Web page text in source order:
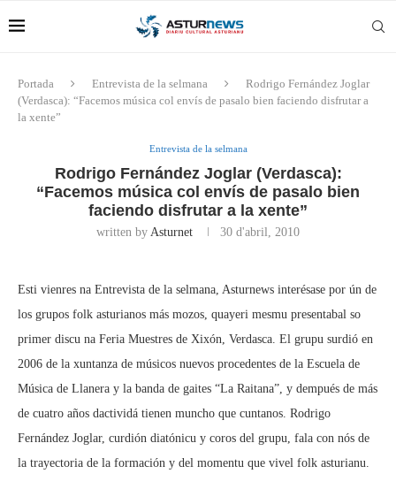
Portada Entrevista de la selmana
Rodrigo Fernández Joglar
(Verdasca): “Facemos música col envís de pasalo bien faciendo disfrutar a
la xente”
Entrevista de la selmana
Rodrigo Fernández Joglar (Verdasca):
“Facemos música col envís de pasalo bien
faciendo disfrutar a la xente”
written by Asturnet 30 d'abril, 2010
Esti vienres na Entrevista de la selmana, Asturnews interésase por ún de
los grupos folk asturianos más mozos, quayeri mesmu presentabal so
primer discu na Feria Muestres de Xixón, Verdasca. El grupu surdió en
2006 de la xuntanza de músicos nuevos procedentes de la Escuela de
Música de Llanera y la banda de gaites “La Raitana”, y dempués de más
de cuatro años dactividá tienen muncho que cuntanos. Rodrigo
Fernández Joglar, curdión diatónicu y coros del grupu, fala con nós de
la trayectoria de la formación y del momentu que vivel folk asturianu.